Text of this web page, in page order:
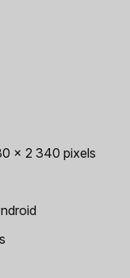
x 2 340 pixels